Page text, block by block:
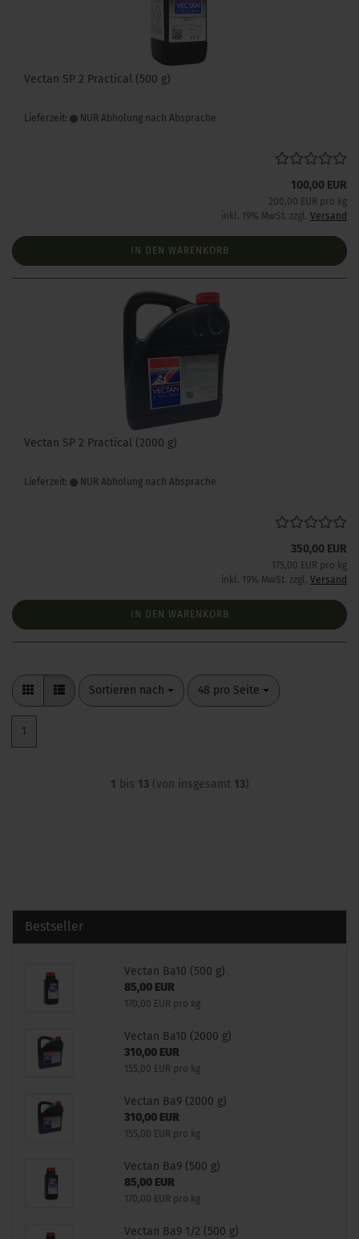
Vectan SP 2 Practical (500 g)
Lieferzeit: NUR Abholung nach Absprache
100,00 EUR
200,00 EUR pro kg
inkl. 19% MwSt. zzgl. Versand
IN DEN WARENKORB
Vectan SP 2 Practical (2000 g)
Lieferzeit: NUR Abholung nach Absprache
350,00 EUR
175,00 EUR pro kg
inkl. 19% MwSt. zzgl. Versand
IN DEN WARENKORB
Sortieren nach
Sortieren nach 48 pro Seite
pro Seite
1
1 bis 13(von insgesamt 13)
Bestseller
Vectan Ba10 (500 g)
85,00 EUR
170,00 EUR pro kg
Vectan Ba10 (2000 g)
310,00 EUR
155,00 EUR pro kg
Vectan Ba9 (2000 g)
310,00 EUR
155,00 EUR pro kg
Vectan Ba9 (500 g)
85,00 EUR
170,00 EUR pro kg
Vectan Ba9 1/2 (500 g)